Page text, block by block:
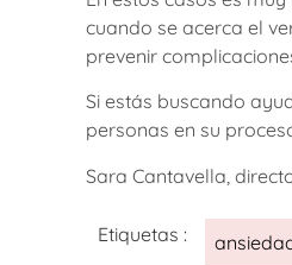
cuando se acerca el
prevenir
Si estás buscando
personas en su
Sara Cantavella,
Etiquetas :